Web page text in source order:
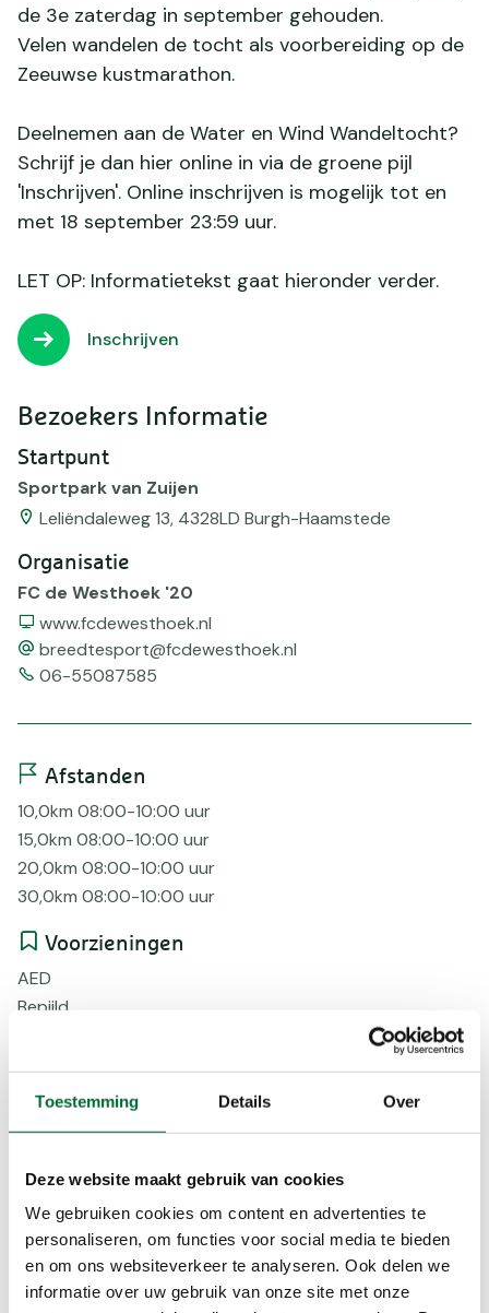
Toestemming Details Over
Deze website maakt gebruik van cookies
We gebruiken cookies om content en advertenties te
personaliseren, om functies voor social media te bieden
en om ons websiteverkeer te analyseren. Ook delen we
informatie over uw gebruik van onze site met onze
de 3e zaterdag in september gehouden.
Velen wandelen de tocht als voorbereiding op de
Zeeuwse kustmarathon.
Deelnemen aan de Water en Wind Wandeltocht?
Schrijf je dan hier online in via de groene pijl
'Inschrijven'. Online inschrijven is mogelijk tot en
met 18 september 23:59 uur.
LET OP: Informatietekst gaat hieronder verder.
Inschrijven
Bezoekers Informatie
Startpunt
Sportpark van Zuijen
Leliëndaleweg 13, 4328LD Burgh-Haamstede
Organisatie
FC de Westhoek '20
Website
www.fcdewesthoek.nl
emailbreedtesport@fcdewesthoek.nl
Telefoonnummer
06-55087585
Afstanden
10,0km 08:00-10:00 uur
15,0km 08:00-10:00 uur
20,0km 08:00-10:00 uur
30,0km 08:00-10:00 uur
Voorzieningen
AED
Bepijld
Korting
Verhard
Voorinschr
Beloningen
Herinnering